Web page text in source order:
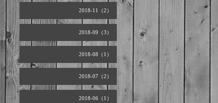
2018-11（2）
2018-09（3）
2018-08（1）
2018-07（2）
2018-06（1）